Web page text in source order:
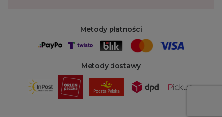
Metody płatności
Metody dostawy